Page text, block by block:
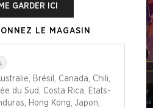
GARDER ICI
LE MAGASIN
Brésil, Canada, Chili,
du Sud, Costa Rica, États-
Hong Kong, Japon,